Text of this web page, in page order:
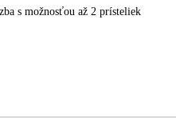
s možnosťou až 2 prísteliek